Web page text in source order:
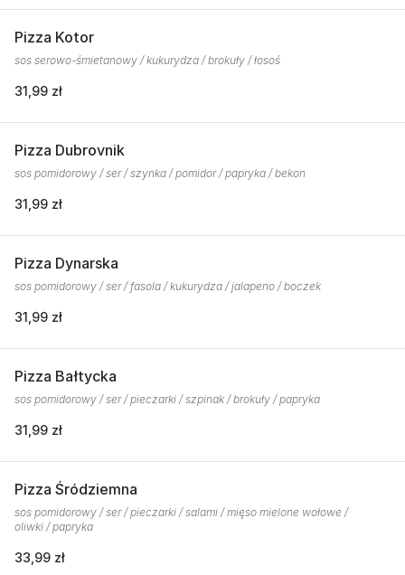
Pizza Kotor
sos serowo-śmietanowy / kukurydza / brokuły / łosoś
31,99 zł
Pizza Dubrovnik
sos pomidorowy / ser / szynka / pomidor / papryka / bekon
31,99 zł
Pizza Dynarska
sos pomidorowy / ser / fasola / kukurydza / jalapeno / boczek
31,99 zł
Pizza Bałtycka
sos pomidorowy / ser / pieczarki / szpinak / brokuły / papryka
31,99 zł
Pizza Śródziemna
sos pomidorowy / ser / pieczarki / salami / mięso mielone wołowe /
oliwki / papryka
33,99 zł